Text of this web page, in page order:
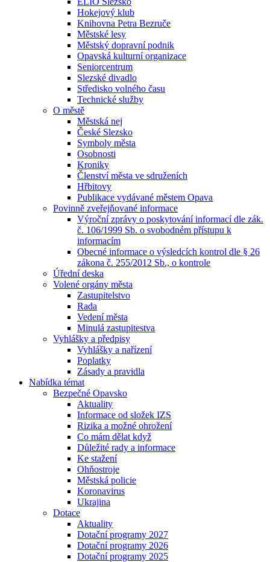
Hokejový klub
Knihovna Petra Bezruče
Městské lesy
Městský dopravní podnik
Opavská kulturní organizace
Seniorcentrum
Slezské divadlo
Středisko volného času
Technické služby
O městě
Městská nej
České Slezsko
Symboly města
Osobnosti
Kroniky
Členství města ve sdruženích
Hřbitovy
Publikace vydávané městem Opava
Povinně zveřejňované informace
Výroční zprávy o poskytování informací dle zák.
č. 106/1999 Sb. o svobodném přístupu k
informacím
Obecné informace o výsledcích kontrol dle § 26
zákona č. 255/2012 Sb., o kontrole
Úřední deska
Volené orgány města
Zastupitelstvo
Rada
Vedení města
Minulá zastupitestva
Vyhlášky a předpisy
Vyhlášky a nařízení
Poplatky
Zásady a pravidla
Nabídka témat
Bezpečné Opavsko
Aktuality
Informace od složek IZS
Rizika a možné ohrožení
Co mám dělat když
Důležité rady a informace
Ke stažení
Ohňostroje
Městská policie
Koronavirus
Ukrajina
Dotace
Aktuality
Dotační programy 2027
Dotační programy 2026
Dotační programy 2025